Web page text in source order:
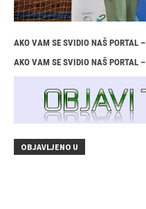
AKO VAM SE SVIDIO NAŠ PORTAL –
AKO VAM SE SVIDIO NAŠ PORTAL –
OBJAVLJENO U